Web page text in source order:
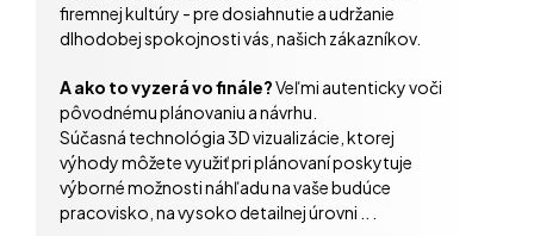
firemnej kultúry - pre dosiahnutie a udržanie
dlhodobej spokojnosti vás, našich zákazníkov.
A ako to vyzerá vo finále?Veľmi autenticky voči
pôvodnému plánovaniu a návrhu.
Súčasná technológia 3D vizualizácie, ktorej
výhody môžete využiť pri plánovaní poskytuje
výborné možnosti náhľadu na vaše budúce
pracovisko, na vysoko detailnej úrovni .. .